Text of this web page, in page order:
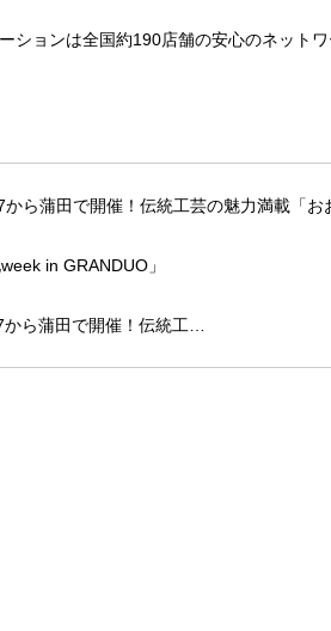
ションは全国約190店舗の安心のネット
から蒲田で開催！伝統工…